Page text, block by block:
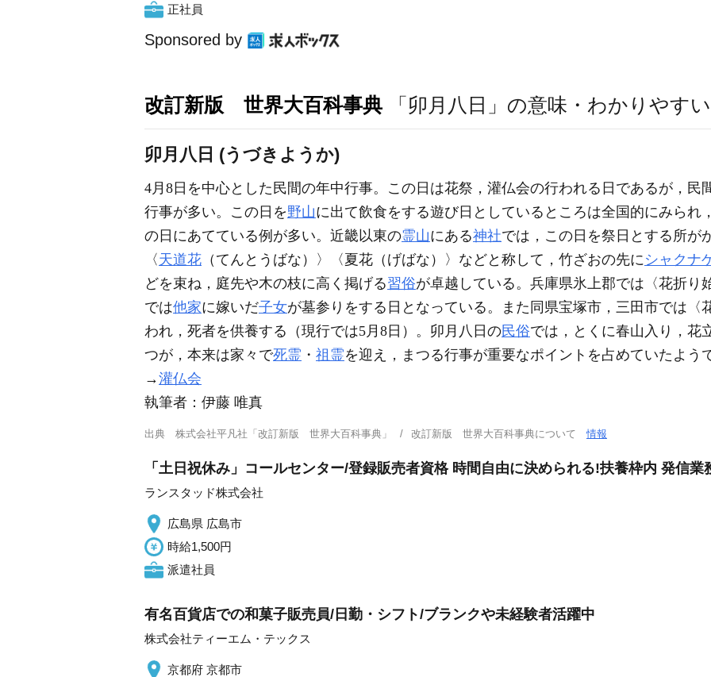
正社員
Sponsored by
改訂新版 世界大百科事典 「卯月八日」の意味・わかりやす
卯月八日 (うづきようか)
4月8日を中心とした民間の年中行事。この日は花祭，灌仏会の行われる日であるが，民
行事が多い。この日を野山に出て飲食をする遊び日としているところは全国的にみられ
の日にあてている例が多い。近畿以東の霊山にある神社では，この日を祭日とする所が
〈 天道花 （てんとうばな）〉〈夏花（げばな）〉などと称して，竹ざおの先にシャクナ
どを束ね，庭先や木の枝に高く掲げる習俗が卓越している。兵庫県氷上郡では〈花折り
では他家に嫁いだ子女が墓参りをする日となっている。また同県宝塚市，三田市では〈
われ，死者を供養する（現行では5月8日）。卯月八日の民俗では，とくに春山入り，花
つが，本来は家々で死霊 ・ 祖霊を迎え，まつる行事が重要なポイントを占めていたよう
→灌仏会
執筆者： 伊藤 唯真
出典 株式会社平凡社「改訂新版 世界大百科事典」 改訂新版 世界大百科事典について情報
「土日祝休み」コールセンター/登録販売者資格 時間自由に決められる!扶養枠内 発信業
ランスタッド株式会社
広島県 広島市
時給1,500円
派遣社員
有名百貨店での和菓子販売員/日勤・シフト/ブランクや未経験者活躍中
株式会社ティーエム・テックス
京都府 京都市